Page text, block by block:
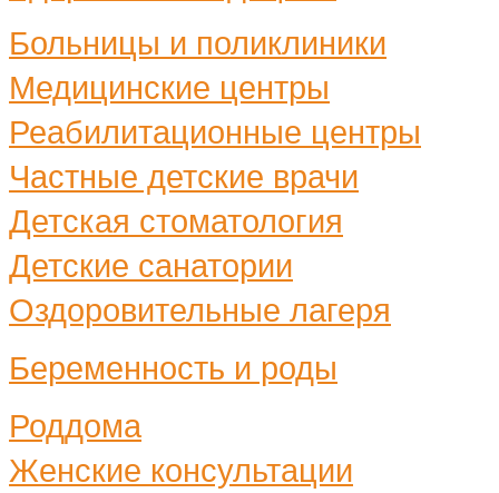
Больницы и поликлиники
Медицинские центры
Реабилитационные центры
Частные детские врачи
Детская стоматология
Детские санатории
Оздоровительные лагеря
Беременность и роды
Роддома
Женские консультации